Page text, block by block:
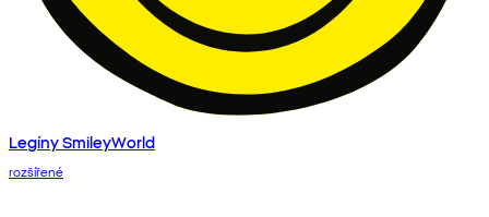
Legíny SmileyWorld
rozšířené